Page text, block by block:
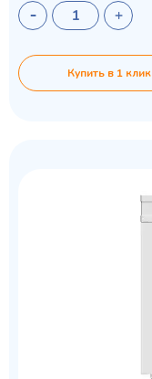
Купить в 1 клик